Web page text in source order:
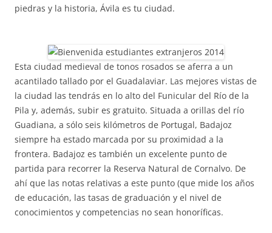
piedras y la historia, Ávila es tu ciudad.
Esta ciudad medieval de tonos rosados se aferra a un
acantilado tallado por el Guadalaviar. Las mejores vistas de
la ciudad las tendrás en lo alto del Funicular del Río de la
Pila y, además, subir es gratuito. Situada a orillas del río
Guadiana, a sólo seis kilómetros de Portugal, Badajoz
siempre ha estado marcada por su proximidad a la
frontera. Badajoz es también un excelente punto de
partida para recorrer la Reserva Natural de Cornalvo. De
ahí que las notas relativas a este punto (que mide los años
de educación, las tasas de graduación y el nivel de
conocimientos y competencias no sean honoríficas.